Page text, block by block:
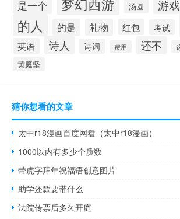
是一个 汤圆 游戏
的人 的是 礼物 红包 考试
英语 诗人 诗词 费用 还不
黄庭坚
猜你想看的文章
太中r18漫画百度网盘（太中r18漫画）
1000以内有多少个质数
带虎字拜年祝福语创意图片
助学还款要带什么
法院传票后多久开庭